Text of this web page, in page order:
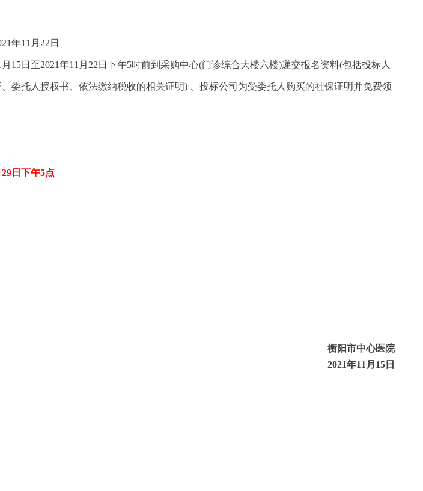
年11 月 22 日
月 15日至2021年11 月 22 日 下午5时前到采购中心(门诊综合大楼六楼)递交报名资料(包括投标人
委托人授权书、依法缴纳税收的相关证明) 投标公司为受委托人购买的社保证明并免费领
29 日下午5点
衡阳市中心医院
2021年11 月 15 日